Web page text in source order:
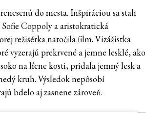
do mesta. Inšpiráciou sa stali
Coppoly a aristokratická
režisérka natočila film. Vizážistka
vyzerajú prekrvené a jemne lesklé, ako
na lícne kosti, pridala jemný lesk a
kruh. Výsledok nepôsobí
bdelo aj zasnene zároveň.